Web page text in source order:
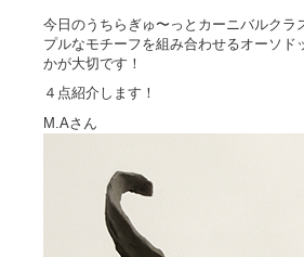
今日のうちらぎゅ〜っとカーニバルク
プルなモチーフを組み合わせるオーソ
かが大切です！
４点紹介します！
M.Aさん